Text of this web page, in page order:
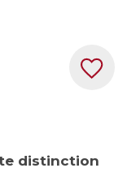
distinction